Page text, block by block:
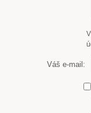
Váš e-mail: